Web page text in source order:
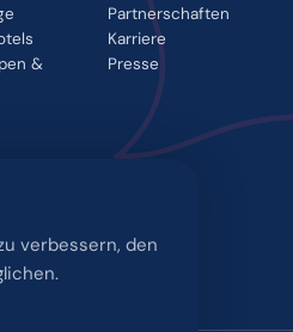
&
Partnerschaften
Karriere
Presse
verbessern, den